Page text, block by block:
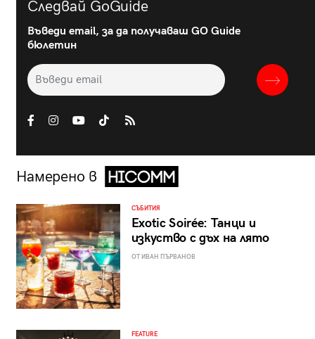
Следвай GoGuide
Въведи email, за да получаваш GO Guide
бюлетин
Намерено в
СЪБИТИЯ
Exotic Soirée: Танци и
изкуство с дъх на лято
ОТ ИВАН ПЪРВАНОВ
FEATURE